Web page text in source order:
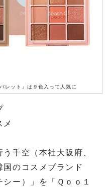
レット」は９色入って人気に
メ
千空（本社大阪府、
のコスメブランド
ー）」を「Ｑｏｏ１